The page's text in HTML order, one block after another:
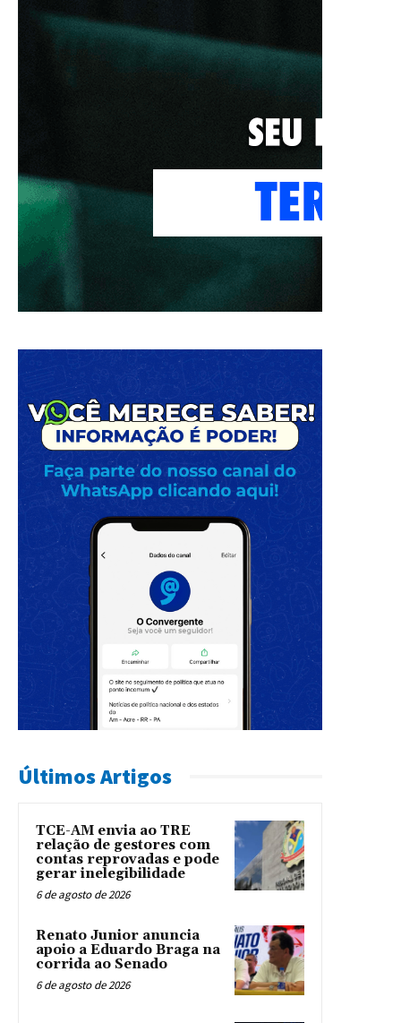
Últimos Artigos
TCE-AM envia ao TRE
relação de gestores com
contas reprovadas e pode
gerar inelegibilidade
6 de agosto de 2026
Renato Junior anuncia
apoio a Eduardo Braga na
corrida ao Senado
6 de agosto de 2026